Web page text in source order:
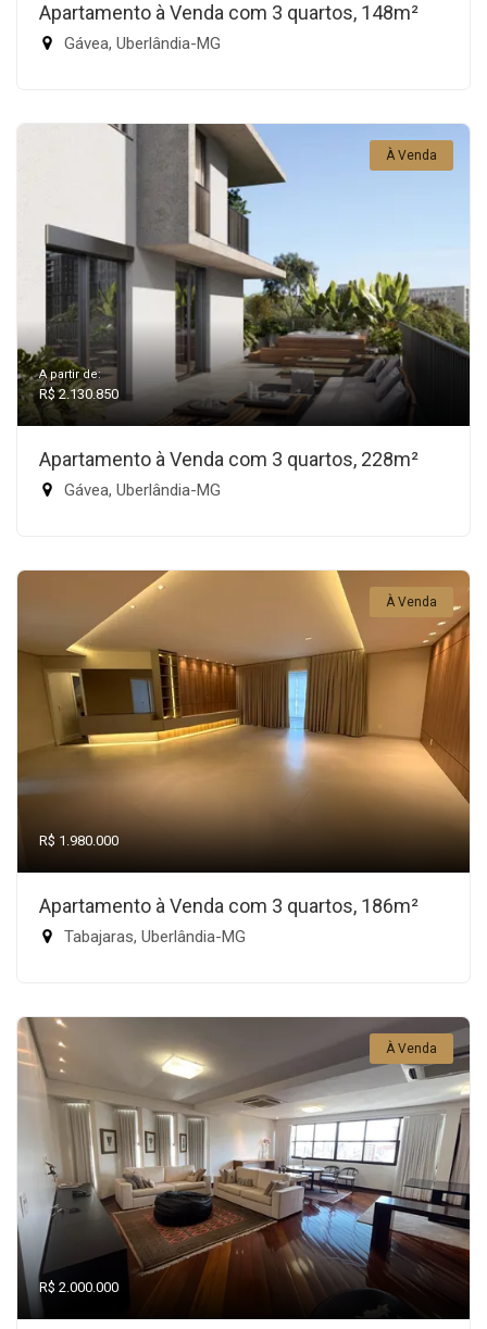
Apartamento à Venda com 3 quartos, 148m²
Gávea, Uberlândia-MG
À Venda
A partir de:
R$ 2.130.850
Apartamento à Venda com 3 quartos, 228m²
Gávea, Uberlândia-MG
À Venda
R$ 1.980.000
Apartamento à Venda com 3 quartos, 186m²
Tabajaras, Uberlândia-MG
À Venda
R$ 2.000.000